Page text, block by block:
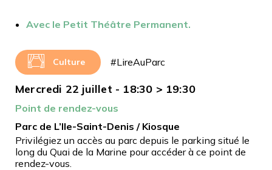
Avec le Petit Théâtre Permanent.
Culture #LireAuParc
Mercredi 22 juillet - 18:30 > 19:30
Point de rendez-vous
Parc de L’Ile-Saint-Denis / Kiosque
Privilégiez un accès au parc depuis le parking situé le
long du Quai de la Marine pour accéder à ce point de
rendez-vous.